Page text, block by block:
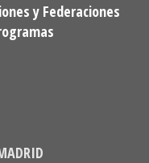
y Federaciones